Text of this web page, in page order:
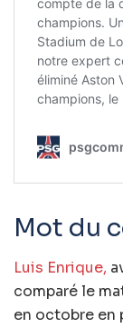
Mot du
Luis Enrique,
comparé le
en octobre en